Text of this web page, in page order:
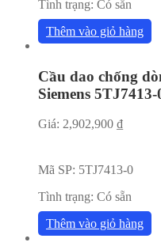
Tình trạng: Có sẵn
Thêm vào giỏ hàng
Cầu dao chống
Siemens 5TJ7413-
Giá: 2,902,900 ₫
Mã SP: 5TJ7413-0
Tình trạng: Có sẵn
Thêm vào giỏ hàng